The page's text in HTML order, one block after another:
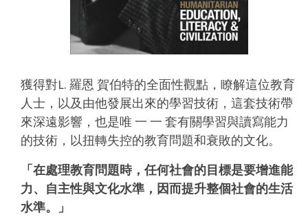
獲得對L. 羅恩 賀伯特的全面性觀點，瞭解這位教育
人士，以及由他發展出來的學習技術，這套技術帶
來深遠影響，也是唯 一 一 套有關學習與讀寫能力
的技術，以扭轉失控的教育問題和衰敗的文化。
「在處理教育問題時，任何社會的目標是要增進能
力、自主性與文化水準，因而提升整個社會的生活
水準。」